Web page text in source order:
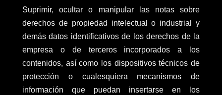
Suprimir, ocultar o manipular las notas sobre
derechos de propiedad intelectual o industrial y
demás datos identificativos de los derechos de la
empresa o de terceros incorporados a los
contenidos, así como los dispositivos técnicos de
protección o cualesquiera mecanismos de
información que puedan insertarse en los